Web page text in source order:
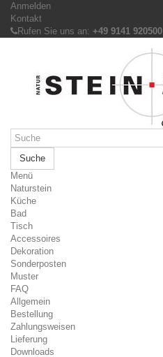
Anmelden
Kontakt
Rufen Sie uns an: +49 9141 920500
Suche
Menü
Naturstein
Küche
Bad
Tisch
Accessoires
Dekoration
Sonderposten
Muster
FAQ
Allgemein
Bestellung
Zahlungsweisen
Lieferung
Downloads